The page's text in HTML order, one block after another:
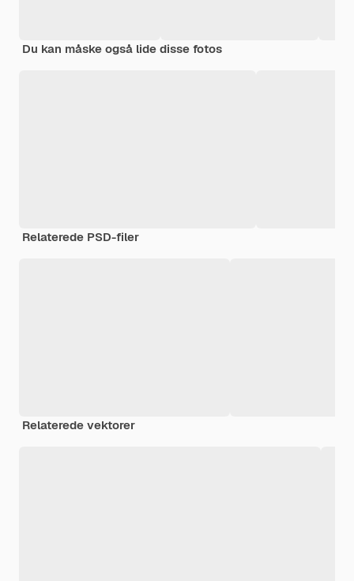
Du kan måske også lide disse fotos
Relaterede PSD-filer
Relaterede vektorer